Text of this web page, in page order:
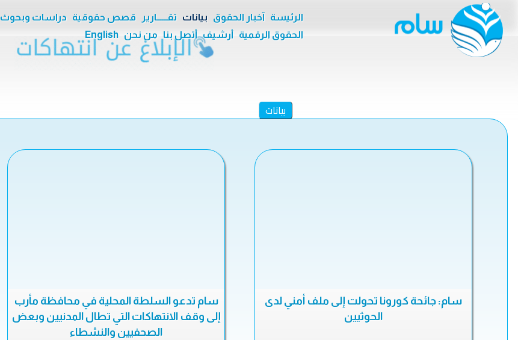
الرئيسة آخبار الحقوق بيانات تقــــــارير قصص حقوقية دراسات وبحوث
الحقوق الرقمية
أرشيف أتصل بنا من نحن English
بيانات
سام: جائحة كورونا تحولت إلى ملف أمني لدى
الحوثيين
سام تدعو السلطة المحلية في محافظة مأرب
إلى وقف الانتهاكات التي تطال المدنيين وبعض
الصحفيين والنشطاء